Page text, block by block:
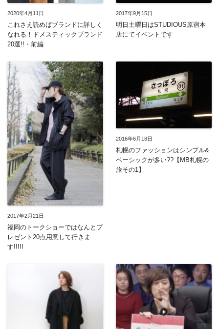
2020年4月11日
これさえ読めばブランドに詳しく
なれる！ドメスティックブランド
20選!!・前編
2017年9月15日
明日土曜日はSTUDIOUS原宿本
店にてイベントです
2017年2月21日
福岡のトークショーではなんとプ
レゼント20点用意して行きま
す!!!!!
2016年6月18日
札幌のファッションはシンプル&
ベーシックが多い??【MB札幌の
旅その1】